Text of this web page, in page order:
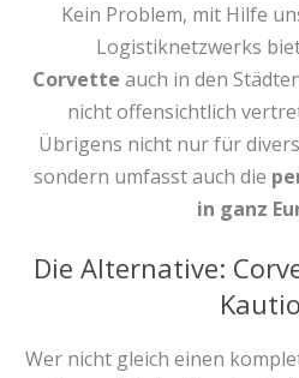
Kein Problem, mit Hilfe
Logistiknetzwerks
Corvette auch in den
nicht offensichtlich
Übrigens nicht nur für
sondern umfasst auch die
in ganz
Die Alternative:
Wer nicht gleich einen